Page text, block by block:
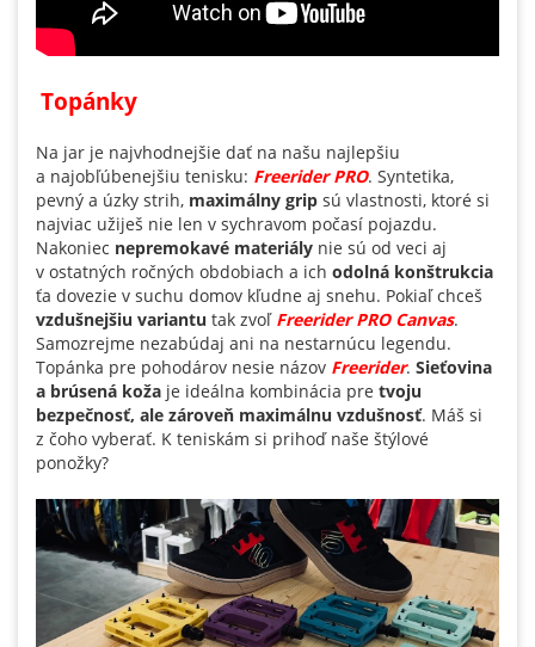
Topánky
Na jar je najvhodnejšie dať na našu najlepšiu
a najobľúbenejšiu tenisku: Freerider PRO. Syntetika,
pevný a úzky strih, maximálny grip sú vlastnosti, ktoré si
najviac užiješ nie len v sychravom počasí pojazdu.
Nakoniec nepremokavé materiály nie sú od veci aj
v ostatných ročných obdobiach a ich odolná konštrukcia
ťa dovezie v suchu domov kľudne aj snehu. Pokiaľ chceš
vzdušnejšiu variantu tak zvoľ Freerider PRO Canvas.
Samozrejme nezabúdaj ani na nestarnúcu legendu.
Topánka pre pohodárov nesie názov Freerider. Sieťovina
a brúsená koža je ideálna kombinácia pre tvoju
bezpečnosť, ale zároveň maximálnu vzdušnosť. Máš si
z čoho vyberať. K teniskám si prihoď naše štýlové
ponožky?